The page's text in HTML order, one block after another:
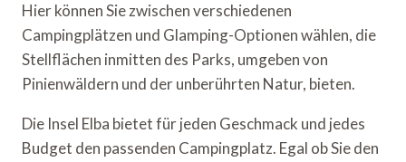
Hier können Sie zwischen verschiedenen
Campingplätzen und Glamping-Optionen wählen, die
Stellflächen inmitten des Parks, umgeben von
Pinienwäldern und der unberührten Natur, bieten.
Die Insel Elba bietet für jeden Geschmack und jedes
Budget den passenden Campingplatz. Egal ob Sie den